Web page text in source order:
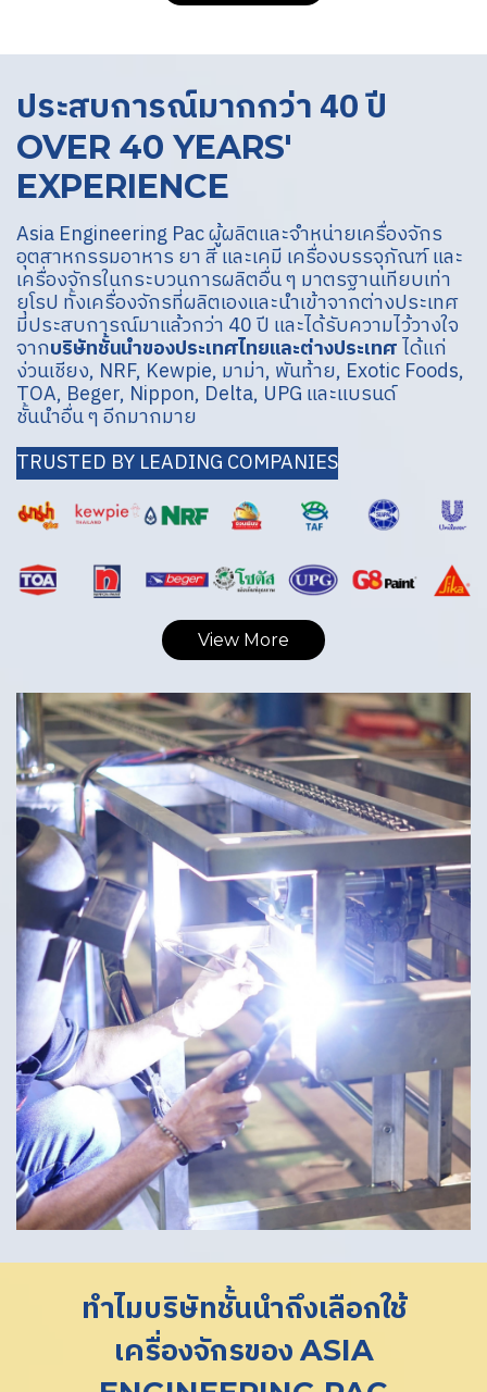
ประสบการณ์มากกว่า 40 ปี
OVER 40 YEARS'
EXPERIENCE
Asia Engineering Pac ผู้ผลิตและจำหน่ายเครื่องจักร
อุตสาหกรรมอาหาร ยา สี และเคมี เครื่องบรรจุภัณฑ์ และ
เครื่องจักรในกระบวนการผลิตอื่น ๆ มาตรฐานเทียบเท่า
ยุโรป ทั้งเครื่องจักรที่ผลิตเองและนำเข้าจากต่างประเทศ
มีประสบการณ์มาแล้วกว่า 40 ปี และได้รับความไว้วางใจ
จากบริษัทชั้นนำของประเทศไทยและต่างประเทศได้แก่
ง่วนเชียง, NRF, Kewpie, มาม่า, พันท้าย, Exotic Foods,
TOA, Beger, Nippon, Delta, UPG และแบรนด์
ชั้นนำอื่น ๆ อีกมากมาย
TRUSTED BY LEADING COMPANIES
View More
ทำไมบริษัทชั้นนำถึงเลือกใช้
เครื่องจักรของ ASIA